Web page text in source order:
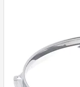
Příslušenství